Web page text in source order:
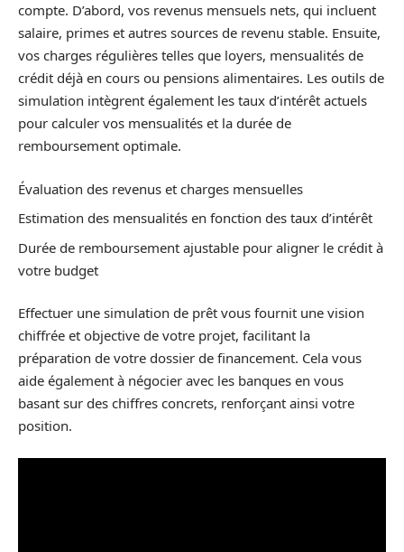
compte. D’abord, vos revenus mensuels nets, qui incluent
salaire, primes et autres sources de revenu stable. Ensuite,
vos charges régulières telles que loyers, mensualités de
crédit déjà en cours ou pensions alimentaires. Les outils de
simulation intègrent également les taux d’intérêt actuels
pour calculer vos mensualités et la durée de
remboursement optimale.
Évaluation des revenus et charges mensuelles
Estimation des mensualités en fonction des taux d’intérêt
Durée de remboursement ajustable pour aligner le crédit à
votre budget
Effectuer une simulation de prêt vous fournit une vision
chiffrée et objective de votre projet, facilitant la
préparation de votre dossier de financement. Cela vous
aide également à négocier avec les banques en vous
basant sur des chiffres concrets, renforçant ainsi votre
position.